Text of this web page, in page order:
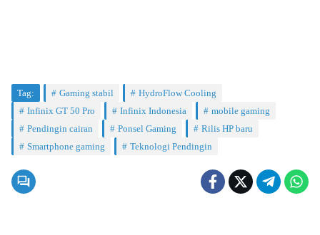
Tag: Gaming stabil
HydroFlow Cooling
Infinix GT 50 Pro
Infinix Indonesia
mobile gaming
Pendingin cairan
Ponsel Gaming
Rilis HP baru
Smartphone gaming
Teknologi Pendingin